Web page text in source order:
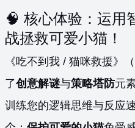
🧠 核心体验：运用
战拯救可爱小猫！
《吃不到我 / 猫咪救援》
了创意解谜与策略塔防元
训练您的逻辑思维与反应